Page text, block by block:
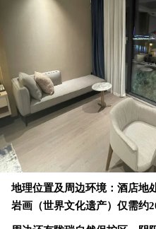
地理位置及周边环境：酒店地
岩画（世界文化遗产） 仅需约